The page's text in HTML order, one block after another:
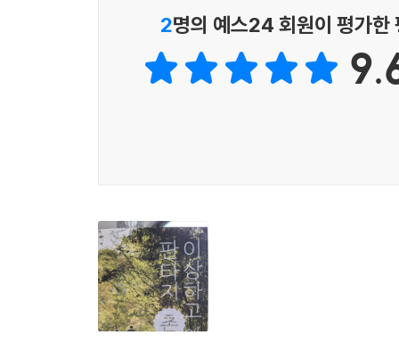
다른 삶의 터전을 모색해 보고 싶은 모든 사람들
“누가 청년에게 물어본 적은 있었나, 어디에 살고
내가 맞이하는 일상과 생활이 불행하다고 느껴졌
“서울에서 10년간 살면서 느낀 것은 이 도시에
불안정했고, 시간이 없어 대충 시켜 먹는 배달음식
이 책에는 청년 저자 세 명의 이야기뿐만 아니
2명의 예스24 회원이 평가한